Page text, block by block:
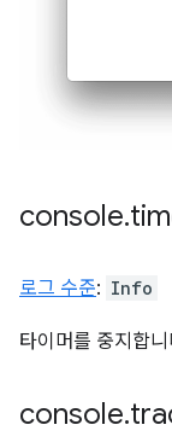
console.
로그 수준: Info
타이머를 중지합니
console.